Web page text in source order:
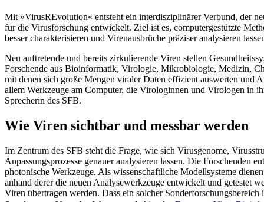
Mit »VirusREvolution« entsteht ein interdisziplinärer Verbund, der
für die Virusforschung entwickelt. Ziel ist es, computergestützte
besser charakterisieren und Virenausbrüche präziser analysieren
Neu auftretende und bereits zirkulierende Viren stellen
Forschende aus Bioinformatik, Virologie, Mikrobiologie, Medizin,
mit denen sich große Mengen viraler Daten effizient auswerten und
allem Werkzeuge am Computer, die Virologinnen und Virologen in
Sprecherin des SFB.
Wie Viren sichtbar und messbar werden
Im Zentrum des SFB steht die Frage, wie sich Virusgenome,
Anpassungsprozesse genauer analysieren lassen. Die
photonische Werkzeuge. Als wissenschaftliche Modellsysteme
anhand derer die neuen Analysewerkzeuge entwickelt und
Viren übertragen werden. Dass ein solcher